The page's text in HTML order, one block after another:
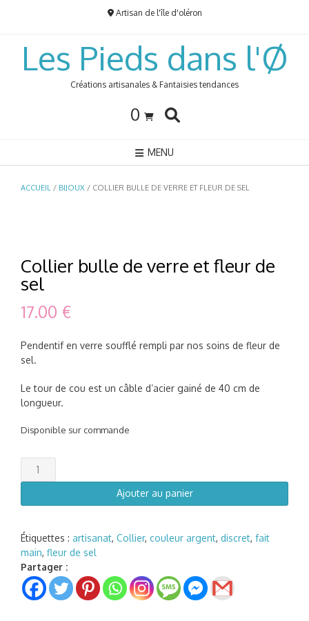
Artisan de l'île d'oléron
Les Pieds dans l'Ø
Créations artisanales & Fantaisies tendances
0
MENU
ACCUEIL / BIJOUX / COLLIER BULLE DE VERRE ET FLEUR DE SEL
Collier bulle de verre et fleur de
sel
17.00 €
Pendentif en verre soufflé rempli par nos soins de fleur de
sel.
Le tour de cou est un câble d’acier gainé de 40 cm de
longueur.
Disponible sur commande
quantité
de
bulle
verre
et
fleur
de
sel
Ajouter au panier
Étiquettes : artisanat, Collier, couleur argent, discret, fait
main, fleur de sel
Partager :